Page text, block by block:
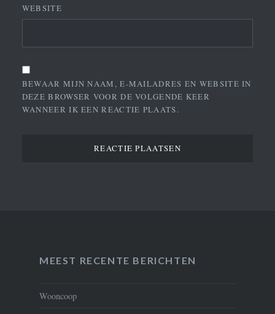
WEBSITE
BEWAAR MIJN NAAM, E-MAILADRES EN WEBSITE IN
DEZE BROWSER VOOR DE VOLGENDE KEER
WANNEER IK EEN REACTIE PLAATS.
MEEST RECENTE BERICHTEN
Wooncoop